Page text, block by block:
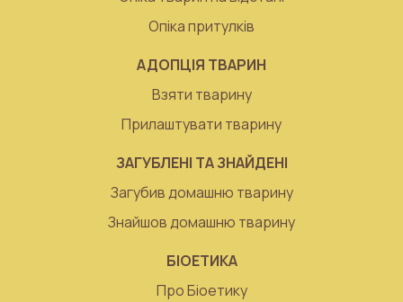
Опіка притулків
АДОПЦІЯ ТВАРИН
Взяти тварину
Прилаштувати тварину
ЗАГУБЛЕНІ ТА ЗНАЙДЕНІ
Загубив домашню тварину
Знайшов домашню тварину
БІОЕТИКА
Про Біоетику